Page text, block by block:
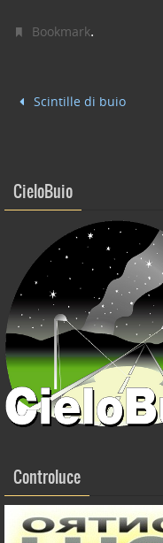
c
b
k
itt
dI
Bookmark.
Scintille di buio
CieloBuio
Controluce